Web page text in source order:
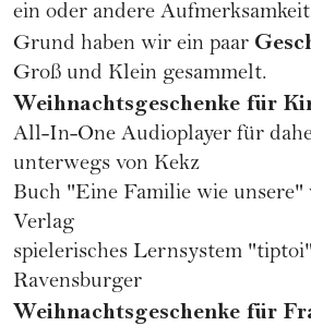
ein oder andere
Grund haben wir ein paar
Groß und Klein gesammelt.
Weihnachtsgeschenke für
All-In-One Audioplayer für
unterwegs von Kekz
Buch "Eine Familie wie unsere"
Verlag
spielerisches Lernsystem
Ravensburger
Weihnachtsgeschenke für